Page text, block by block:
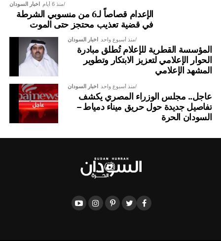
اخبار السودان منذ 6 أيام
الإعدام قصاصاً لـ6 من منسوبي الشرطة
في قضية تعذيب محتجز حتى الموت
اخبار السودان منذ أسبوع واحد
المؤسسة القطرية للإعلام تُطلق مبادرة
الحوار الإعلامي لتعزيز الابتكار وتطوير
المشهد الإعلامي
اخبار السودان منذ أسبوع واحد
عاجل.. مجلس الوزراء المصري يكشف
تفاصيل جديدة حول حريق ميناء دمياط –
السودان الحرة